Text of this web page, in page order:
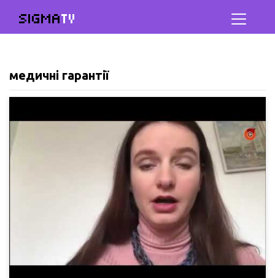
SIGMATV
медичні гарантії